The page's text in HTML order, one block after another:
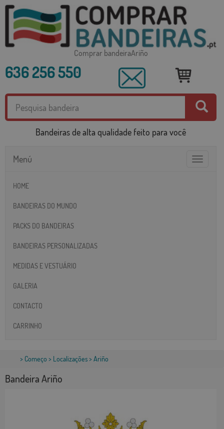
Comprar bandeiraAriño
636 256 550
Bandeiras de alta qualidade feito para você
Toggle
Menú
HOME
BANDEIRAS DO MUNDO
PACKS DO BANDEIRAS
BANDEIRAS PERSONALIZADAS
MEDIDAS E VESTUÁRIO
GALERIA
CONTACTO
CARRINHO
> Começo > Localizações> Ariño
Bandeira Ariño